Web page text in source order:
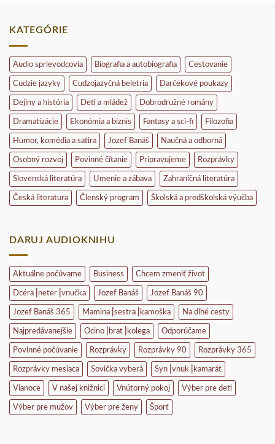
KATEGÓRIE
Audio sprievodcovia Biografia a autobiografia Cestovanie
Cudzie jazyky Cudzojazyčná beletria Darčekové poukazy
Dejiny a história Deti a mládež Dobrodružné romány
Dramatizácie Ekonómia a biznis Fantasy a sci-fi Filozofia
Humor, komédia a satira Jozef Banáš Naučná a odborná
Osobný rozvoj Povinné čítanie Pripravujeme Rozprávky
Slovenská literatúra Umenie a zábava Zahraničná literatúra
Česká literatura Členský program Školská a predškolská výučba
DARUJ AUDIOKNIHU
Aktuálne počúvame Business Chcem zmeniť život
Dcéra⎥neter⎥vnučka Jozef Banáš Jozef Banáš 90
Jozef Banáš 365 Mamina⎥sestra⎥kamoška Na dlhé cesty
Najpredávanejšie Ocino⎥brat⎥kolega Odporúčame
Povinné počúvanie Rozprávky Rozprávky 90 Rozprávky 365
Rozprávky mesiaca Sovička vyberá Syn⎥vnuk⎥kamarát
Vianoce V našej knižnici Vnútorný pokoj Výber pre deti
Výber pre mužov Výber pre ženy Šport